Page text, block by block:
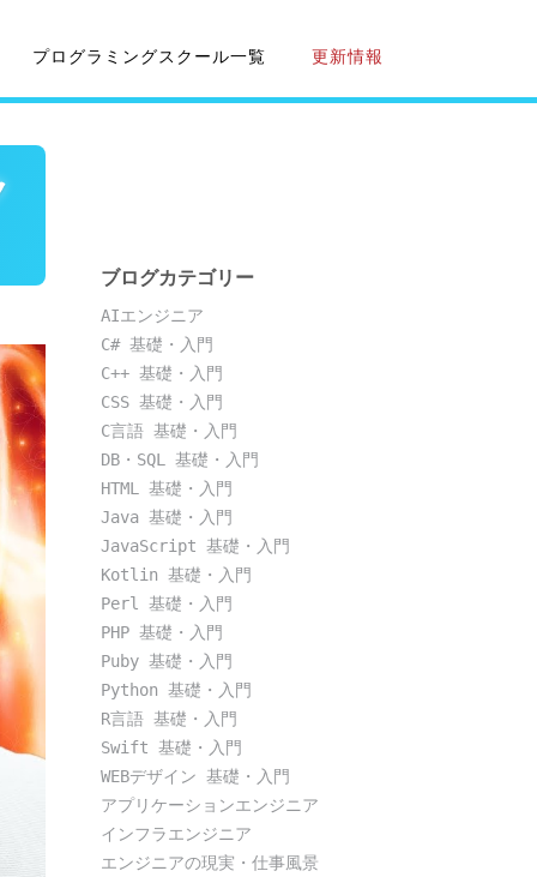
プログラミングスクール一覧 更新情報
ブログカテゴリー
AIエンジニア
C# 基礎・入門
C++ 基礎・入門
CSS 基礎・入門
C言語 基礎・入門
DB・SQL 基礎・入門
HTML 基礎・入門
Java 基礎・入門
JavaScript 基礎・入門
Kotlin 基礎・入門
Perl 基礎・入門
PHP 基礎・入門
Puby 基礎・入門
Python 基礎・入門
R言語 基礎・入門
Swift 基礎・入門
WEBデザイン 基礎・入門
アプリケーションエンジニア
インフラエンジニア
エンジニアの現実・仕事風景